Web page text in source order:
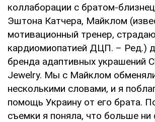
коллаборации с братом-
Эштона Катчера, Майклом
мотивационный тренер,
кардиомиопатией ДЦП. – Ред.)
бренда адаптивных украшений
Jewelry. Мы с Майклом
несколькими словами, и я
помощь Украину от его брата.
съемки я поняла, что больше ни